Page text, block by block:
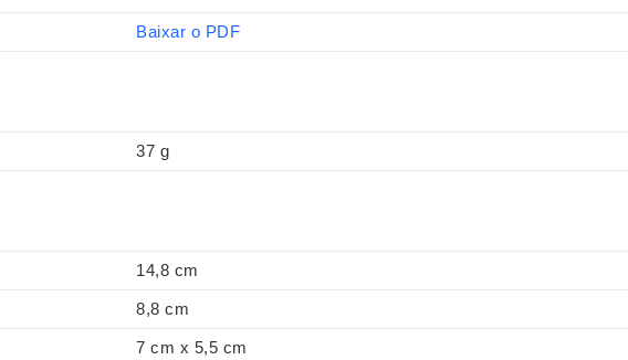
Baixar o PDF
37 g
14,8 cm
8,8 cm
7 cm x 5,5 cm